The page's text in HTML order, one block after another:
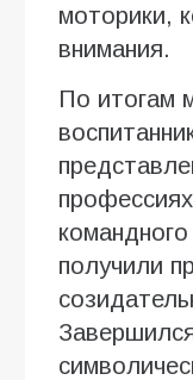
моторики,
внимания.
По итогам
получили